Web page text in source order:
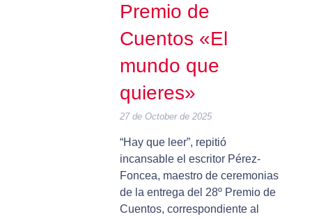
Premio de
Cuentos «El
mundo que
quieres»
27 de October de 2025
“Hay que leer”, repitió
incansable el escritor Pérez-
Foncea, maestro de ceremonias
de la entrega del 28º Premio de
Cuentos, correspondiente al